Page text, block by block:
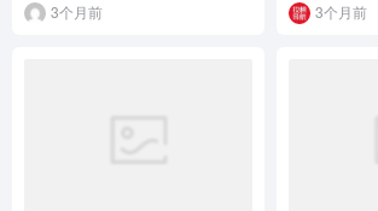
3个月前 3个月前